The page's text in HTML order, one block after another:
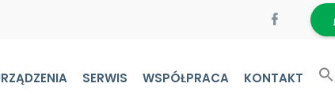
SERWIS WSPÓŁPRACA KONTAKT